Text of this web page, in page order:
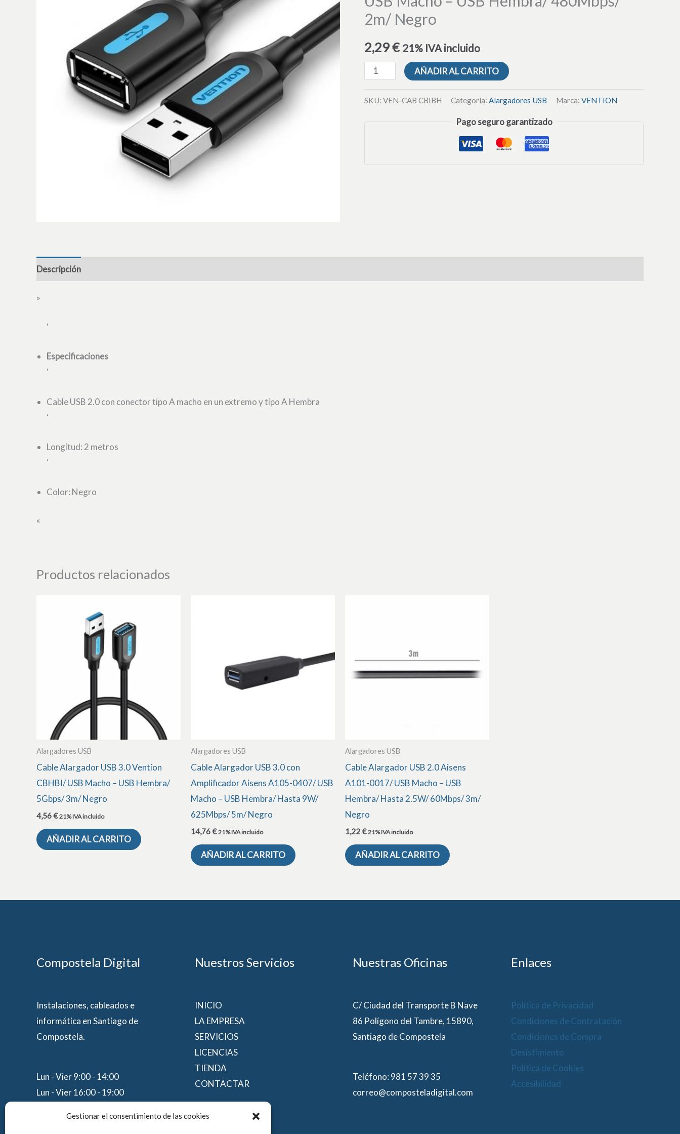
Gestionar el consentimiento de las cookies
2m/ Negro
2,29€ 21% IVA incluido
CBIBH/
USB
-
USB
480Mbps/
AÑADIR AL CARRITO
SKU: VEN-CAB CBIBH Categoría: Alargadores USB Marca: VENTION
Pago seguro garantizado
Descripción
»
‘
Especificaciones
‘
Cable USB 2.0 con conector tipo A macho en un extremo y tipo A Hembra
‘
Longitud: 2 metros
‘
Color: Negro
«
Productos relacionados
Alargadores USB
Cable Alargador USB 3.0 Vention
CBHBI/ USB Macho – USB Hembra/
5Gbps/ 3m/ Negro
4,56€ 21% IVA incluido
AÑADIR AL CARRITO
Alargadores USB
Cable Alargador USB 3.0 con
Amplificador Aisens A105-0407/ USB
Macho – USB Hembra/ Hasta 9W/
625Mbps/ 5m/ Negro
14,76€ 21% IVA incluido
AÑADIR AL CARRITO
Alargadores USB
Cable Alargador USB 2.0 Aisens
A101-0017/ USB Macho – USB
Hembra/ Hasta 2.5W/ 60Mbps/ 3m/
Negro
1,22€ 21% IVA incluido
AÑADIR AL CARRITO
Compostela Digital
Instalaciones, cableados e
informática en Santiago de
Compostela.
Lun - Vier 9:00 - 14:00
Lun - Vier 16:00 - 19:00
Nuestros Servicios
INICIO
LA EMPRESA
SERVICIOS
LICENCIAS
TIENDA
CONTACTAR
Nuestras Oficinas
C/ Ciudad del Transporte B Nave
86 Polígono del Tambre, 15890,
Santiago de Compostela
Teléfono: 981 57 39 35
correo@composteladigital.com
Enlaces
Política de Privacidad
Condiciones de Contratación
Condiciones de Compra
Desistimiento
Política de Cookies
Accesibilidad